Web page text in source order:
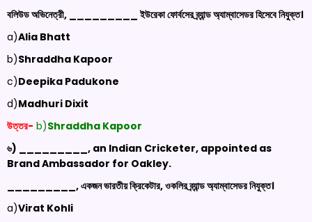
বলিউড অভিনেত্রী, _________ ইউরেকা ফোর্বসের ব্র্যান্ড অ্যাম্বাসেডর হিসেবে নিযুক্ত।
a)Alia Bhatt
b)Shraddha Kapoor
c)Deepika Padukone
d)Madhuri Dixit
উত্তর- b)Shraddha Kapoor
৬) _________, an Indian Cricketer, appointed as
Brand Ambassador for Oakley.
_________, একজন ভারতীয় ক্রিকেটার, ওকলির ব্র্যান্ড অ্যাম্বাসেডর নিযুক্ত।
a)Virat Kohli